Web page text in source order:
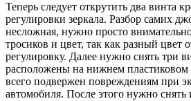
Теперь следует открутить два винта
регулировки зеркала. Разбор самих
несложная, нужно просто
тросиков и цвет, так как разный цвет
регулировку. Далее нужно снять три
расположены на нижнем пластиковом
всего подвержен повреждениям при
автомобиля. После этого нужно снять